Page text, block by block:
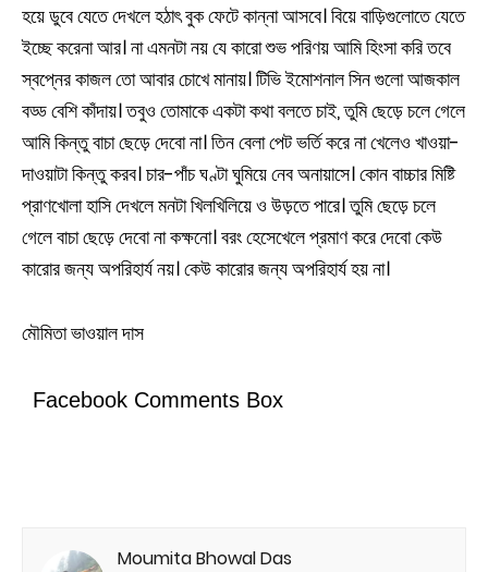
হয়ে ডুবে যেতে দেখলে হঠাৎ বুক ফেটে কান্না আসবে। বিয়ে বাড়িগুলোতে যেতে
ইচ্ছে করেনা আর। না এমনটা নয় যে কারো শুভ পরিণয় আমি হিংসা করি তবে
স্বপ্নের কাজল তো আবার চোখে মানায়। টিভি ইমোশনাল সিন গুলো আজকাল
বড্ড বেশি কাঁদায়। তবুও তোমাকে একটা কথা বলতে চাই, তুমি ছেড়ে চলে গেলে
আমি কিন্তু বাচা ছেড়ে দেবো না। তিন বেলা পেট ভর্তি করে না খেলেও খাওয়া-
দাওয়াটা কিন্তু করব। চার-পাঁচ ঘণ্টা ঘুমিয়ে নেব অনায়াসে। কোন বাচ্চার মিষ্টি
প্রাণখোলা হাসি দেখলে মনটা খিলখিলিয়ে ও উড়তে পারে। তুমি ছেড়ে চলে
গেলে বাচা ছেড়ে দেবো না কক্ষনো। বরং হেসেখেলে প্রমাণ করে দেবো কেউ
কারোর জন্য অপরিহার্য নয়। কেউ কারোর জন্য অপরিহার্য হয় না।
মৌমিতা ভাওয়াল দাস
Facebook Comments Box
Moumita Bhowal Das